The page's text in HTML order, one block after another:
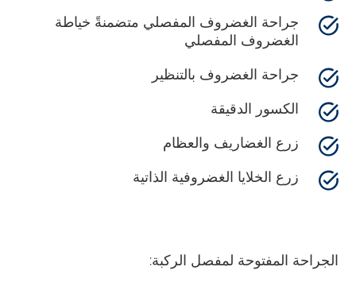
جراحة الغضروف المفصلي متضمنةً خياطة
الغضروف المفصلي
جراحة الغضروف بالتنظير
الكسور الدقيقة
زرع الغضاريف والعظام
زرع الخلايا الغضروفية الذاتية
الجراحة المفتوحة لمفصل الركبة: